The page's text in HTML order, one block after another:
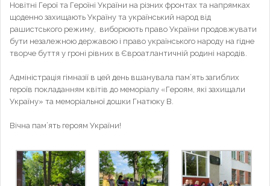
Новітні Герої та Героїні України на різних фронтах та напрямках
щоденно захищають Україну та український народ від
рашистського режиму, виборюють право України продовжувати
бути незалежною державою і право українського народу на гідне
творче буття у гроні рівних в Євроатлантичній родині народів.
Адміністрація гімназії в цей день вшанувала пам’ять загиблих
героїв покладанням квітів до меморіалу «Героям, які захищали
Україну» та меморіальної дошки Гнатюку В.
Вічна пам’ять героям України!